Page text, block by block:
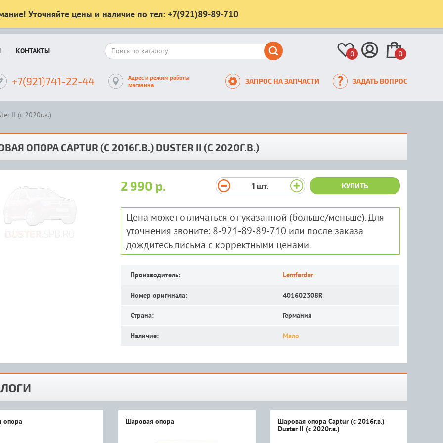
Уточняйте цены и наличие по тел: +7(921)89-89-710
КОНТАКТЫ 0 0
+7(921)741-22-44
Адрес и режим работы
магазина
ЗАПРОС НА ЗАПЧАСТИ ЗАДАТЬ ВОПРОС
II (с 2020г.в.)
ОПОРА CAPTUR (С 2016Г.В.) DUSTER II (С 2020Г.В.)
2 990 р. 1 шт. КУПИТЬ
Цена может отличаться от указанной (больше/меньше). Для
уточнения звоните: 8-921-89-89-710 или после заказа
дождитесь письма с корректными ценами.
Производитель: Lemferder
Номер оригинала: 401602308R
Страна: Германия
Наличие: Мало
опора Шаровая опора
Шаровая опора Captur (с 2016г.в.)
Duster II (с 2020г.в.)